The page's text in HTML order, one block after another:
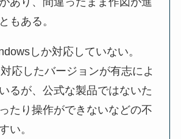
もある。
しか対応していない。
応したバージョンが有志によ
るが、公式な製品ではないた
たり操作ができないなどの不
い。